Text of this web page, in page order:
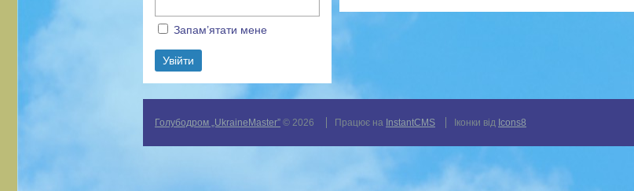
Запам’ятати мене
Голубодром „UkraineMaster” © 2026 Працює на InstantCMS Іконки від Icons8